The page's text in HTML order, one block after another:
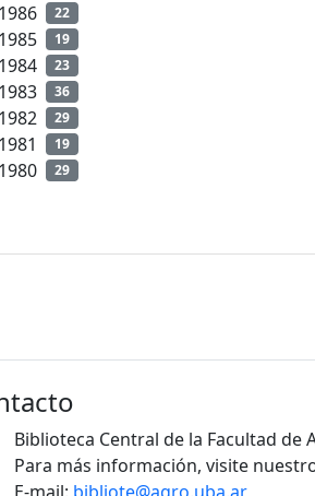
1986 22
1985 19
1984 23
1983 36
1982 29
1981 19
1980 29
Biblioteca Central de la Facultad de
Para más información, visite